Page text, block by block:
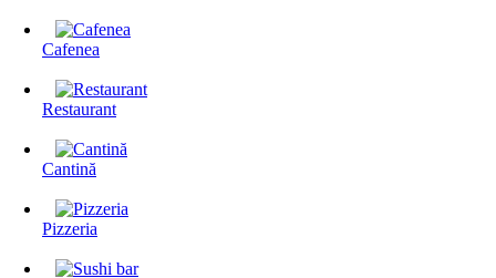
Cafenea
Restaurant
Cantină
Pizzeria